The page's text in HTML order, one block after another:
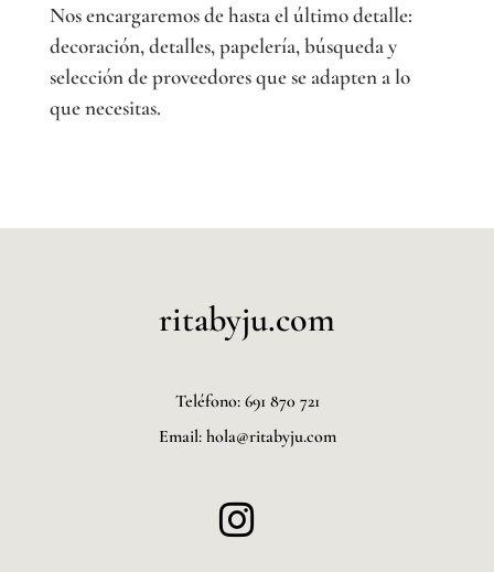
Nos encargaremos de hasta el último detalle:
decoración, detalles, papelería, búsqueda y
selección de proveedores que se adapten a lo
que necesitas.
ritabyju.com
Teléfono: 691 870 721
Email: hola@ritabyju.com